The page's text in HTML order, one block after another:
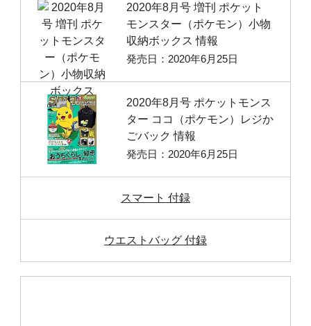
2020年8月号 増刊 ポケット
モンスター（ポケモン）小物
収納ボックス 情報
発売日：2020年6月25日
2020年8月号 ポケットモンス
ター ココ（ポケモン）レジか
ごバック 情報
発売日：2020年6月25日
スマート 付録
ウエストバッグ 付録